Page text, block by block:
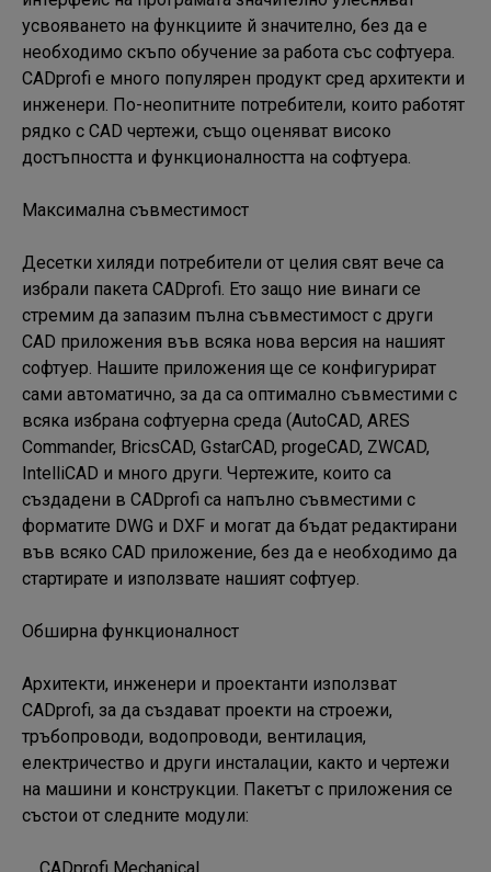
усвояването на функциите й значително, без да е
необходимо скъпо обучение за работа със софтуера.
CADprofi е много популярен продукт сред архитекти и
инженери. По-неопитните потребители, които работят
рядко с CAD чертежи, също оценяват високо
достъпността и функционалността на софтуера.
Максимална съвместимост
Десетки хиляди потребители от целия свят вече са
избрали пакета CADprofi. Ето защо ние винаги се
стремим да запазим пълна съвместимост с други
CAD приложения във всяка нова версия на нашият
софтуер. Нашите приложения ще се конфигурират
сами автоматично, за да са оптимално съвместими с
всяка избрана софтуерна среда (AutoCAD, ARES
Commander, BricsCAD, GstarCAD, progeCAD, ZWCAD,
IntelliCAD и много други. Чертежите, които са
създадени в CADprofi са напълно съвместими с
форматите DWG и DXF и могат да бъдат редактирани
във всяко CAD приложение, без да е необходимо да
стартирате и използвате нашият софтуер.
Обширна функционалност
Архитекти, инженери и проектанти използват
CADprofi, за да създават проекти на строежи,
тръбопроводи, водопроводи, вентилация,
електричество и други инсталации, както и чертежи
на машини и конструкции. Пакетът с приложения се
състои от следните модули: